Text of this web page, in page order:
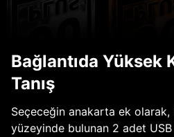
Bağlantıda Yüksek
Tanış
Seçeceğin anakarta ek
yüzeyinde bulunan 2 adet